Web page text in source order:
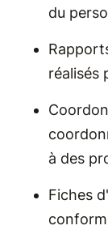
du
réalisés
à des
Fiches